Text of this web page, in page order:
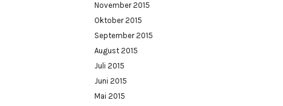
November 2015
Oktober 2015
September 2015
August 2015
Juli 2015
Juni 2015
Mai 2015